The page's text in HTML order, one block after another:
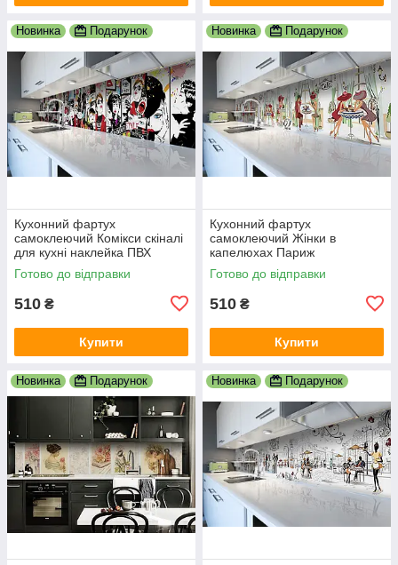
Новинка Подарунок
Кухонний фартух
самоклеючий Комікси скіналі
для кухні наклейка ПВХ
малюнок люди білий
600х2000 мм
Готово до відправки
510 ₴
Купити
Новинка Подарунок
Кухонний фартух
самоклеючий Жінки в
капелюхах Париж
мальований скіналі для кухні
наклейка ПВХ беж 600х2000
Готово до відправки
510 ₴
Купити
Новинка Подарунок Новинка Подарунок